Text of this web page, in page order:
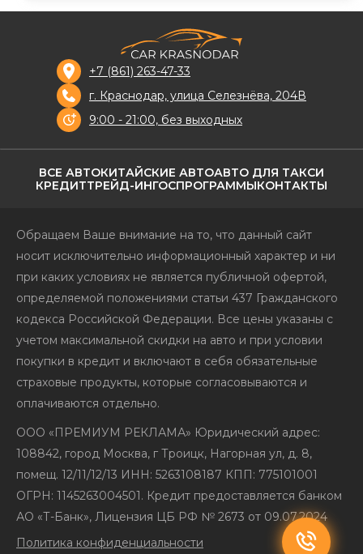
ВСЕ АВТОКИТАЙСКИЕ АВТОАВТО ДЛЯ ТАКСИ
КРЕДИТТРЕЙД-ИНГОСПРОГРАММЫКОНТАКТЫ
+7 (861) 263-47-33
г. Краснодар, улица Селезнёва, 204В
9:00 - 21:00, без выходных
Обращаем Ваше внимание на то, что данный сайт
носит исключительно информационный характер и ни
при каких условиях не является публичной офертой,
определяемой положениями статьи 437 Гражданского
кодекса Российской Федерации. Все цены указаны с
учетом максимальной скидки на авто и при условии
покупки в кредит и включают в себя обязательные
страховые продукты, которые согласовываются и
оплачиваются отдельно.
ООО «ПРЕМИУМ РЕКЛАМА» Юридический адрес:
108842, город Москва, г Троицк, Нагорная ул, д. 8,
помещ. 12/11/12/13 ИНН: 5263108187 КПП: 775101001
ОГРН: 1145263004501. Кредит предоставляется банком
АО «Т-Банк», Лицензия ЦБ РФ № 2673 от 09.07.2024
Политика конфиденциальности